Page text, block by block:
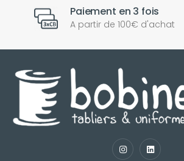
Paiement en 3 fois
A partir de 100€ d'achat